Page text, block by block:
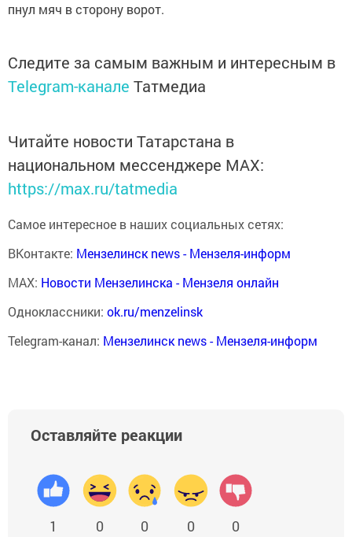
пнул мяч в сторону ворот.
Следите за самым важным и интересным в
Telegram-канале Татмедиа
Читайте новости Татарстана в
национальном мессенджере MАХ:
https://max.ru/tatmedia
Самое интересное в наших социальных сетях:
ВКонтакте: Мензелинск news - Мензеля-информ
MAX: Новости Мензелинска - Мензеля онлайн
Одноклассники: ok.ru/menzelinsk
Telegram-канал: Мензелинск news - Мензеля-информ
Оставляйте реакции
1 0 0 0 0